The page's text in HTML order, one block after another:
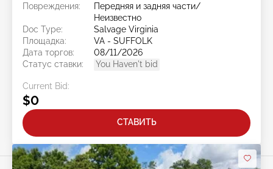
Повреждения:
Передняя и задняя части/
Неизвестно
Doc Type:
Salvage Virginia
Площадка:
VA - SUFFOLK
Дата торгов:
08/11/2026
Статус ставки:
You Haven't bid
Current Bid:
$0
СТАВИТЬ